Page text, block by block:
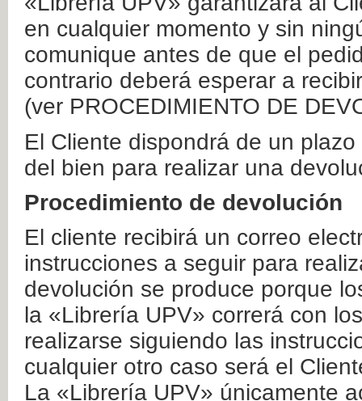
en cualquier momento y sin
comunique antes de que el
contrario deberá esperar a
(ver PROCEDIMIENTO DE
El Cliente dispondrá de un
del bien para realizar una
Procedimiento de devolución
El cliente recibirá un correo
instrucciones a seguir para
devolución se produce porque
la «Librería UPV» correrá con
realizarse siguiendo las
cualquier otro caso será el
La «Librería UPV» únicamente